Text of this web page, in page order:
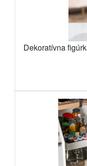
Dekoratívna